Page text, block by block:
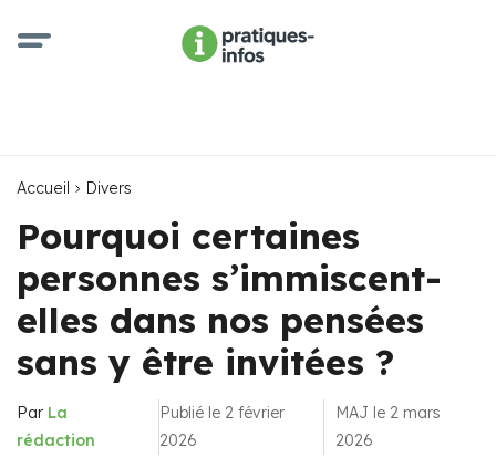
Accueil Divers
Pourquoi certaines
personnes s’immiscent-
elles dans nos pensées
sans y être invitées ?
Par La
rédaction
Publié le 2 février
2026
MAJ le 2 mars
2026